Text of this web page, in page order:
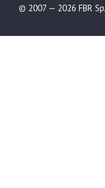
© 2007 — 2026 FBR